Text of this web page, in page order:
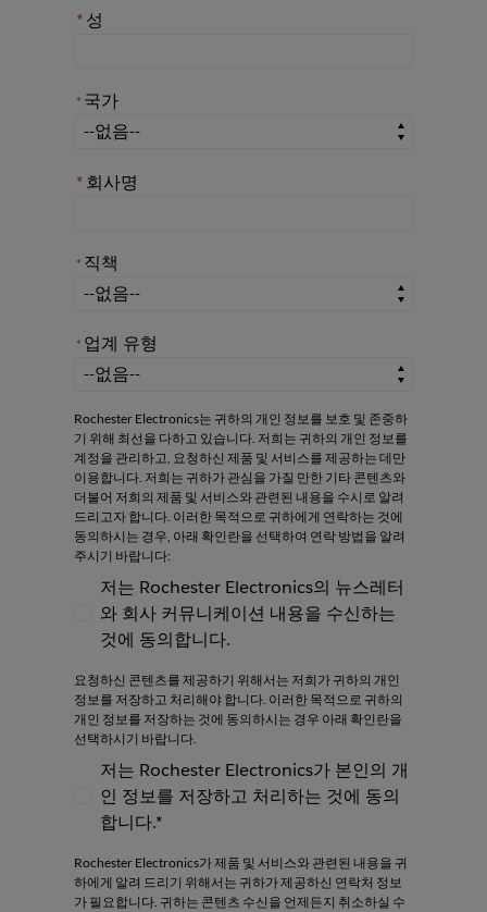
*성
* 국가
국가
*회사명
* 직책
직책
* 업계 유형
업계 유형
Rochester Electronics는 귀하의 개인 정보를 보호 및 존중하
기 위해 최선을 다하고 있습니다. 저희는 귀하의 개인 정보를
계정을 관리하고, 요청하신 제품 및 서비스를 제공하는 데만
이용합니다. 저희는 귀하가 관심을 가질 만한 기타 콘텐츠와
더불어 저희의 제품 및 서비스와 관련된 내용을 수시로 알려
드리고자 합니다. 이러한 목적으로 귀하에게 연락하는 것에
동의하시는 경우, 아래 확인란을 선택하여 연락 방법을 알려
주시기 바랍니다:
저는 Rochester Electronics의 뉴스레터와 회사
저는 Rochester Electronics의 뉴스레터
와 회사 커뮤니케이션 내용을 수신하는
것에 동의합니다.
요청하신 콘텐츠를 제공하기 위해서는 저희가 귀하의 개인
정보를 저장하고 처리해야 합니다. 이러한 목적으로 귀하의
개인 정보를 저장하는 것에 동의하시는 경우 아래 확인란을
선택하시기 바랍니다.
저는 Rochester Electronics가 본인의 개인 정보
저는 Rochester Electronics가 본인의 개
인 정보를 저장하고 처리하는 것에 동의
합니다.*
Rochester Electronics가 제품 및 서비스와 관련된 내용을 귀
하에게 알려 드리기 위해서는 귀하가 제공하신 연락처 정보
가 필요합니다. 귀하는 콘텐츠 수신을 언제든지 취소하실 수